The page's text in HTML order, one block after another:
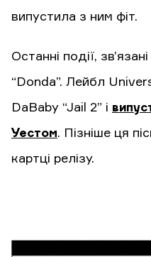
випустила з ним фіт.
Останні події,
“Donda”. Лейбл
DaBaby “Jail 2” і
Уестом. Пізніше ця
картці релізу.